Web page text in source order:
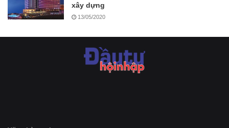
xây dựng
13/05/2020